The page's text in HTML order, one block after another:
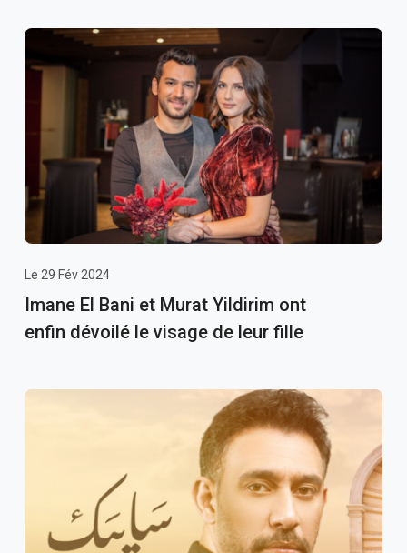
Le 29 Fév 2024
Imane El Bani et Murat Yildirim ont
enfin dévoilé le visage de leur fille